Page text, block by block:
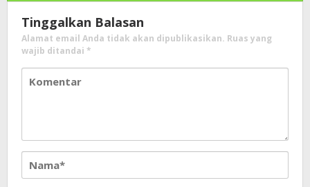
Tinggalkan Balasan
Alamat email Anda tidak akan dipublikasikan. Ruas yang
wajib ditandai *